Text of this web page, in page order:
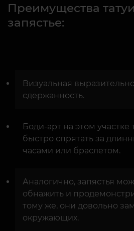
Преимущества
запястье:
Визуальная
сдержанность.
Боди-арт на этом
быстро спрятать за
часами или браслетом.
Аналогично, запястья
обнажить и
тому же, они довольно
окружающих.